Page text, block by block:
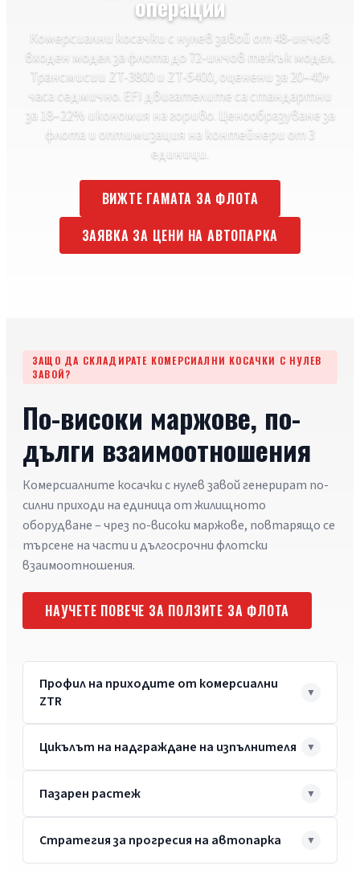
операции
Комерсиални косачки с нулев завой от 48-инчов
входен модел за флота до 72-инчов тежък модел.
Трансмисии ZT-3800 и ZT-5400, оценени за 20–40+
часа седмично. EFI двигателите са стандартни
за 18–22% икономия на гориво. Ценообразуване за
флота и оптимизация на контейнери от 3
единици.
ВИЖТЕ ГАМАТА ЗА ФЛОТА
ЗАЯВКА ЗА ЦЕНИ НА АВТОПАРКА
ЗАЩО ДА СКЛАДИРАТЕ КОМЕРСИАЛНИ КОСАЧКИ С НУЛЕВ
ЗАВОЙ?
По-високи маржове, по-
дълги взаимоотношения
Комерсиалните косачки с нулев завой генерират по-
силни приходи на единица от жилищното
оборудване – чрез по-високи маржове, повтарящо се
търсене на части и дългосрочни флотски
взаимоотношения.
НАУЧЕТЕ ПОВЕЧЕ ЗА ПОЛЗИТЕ ЗА ФЛОТА
Профил на приходите от комерсиални
ZTR
Цикълът на надграждане на изпълнителя
Пазарен растеж
Стратегия за прогресия на автопарка